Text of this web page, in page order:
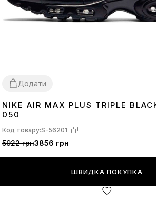
Додати
3637 38 39 404142 434445
NIKE AIR MAX PLUS TRIPLE
050
Код товару:S-56201
5922 грн3856 грн
ШВИДКА ПОКУПКА